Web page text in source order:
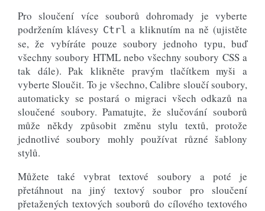
Pro sloučení více souborů dohromady je vyberte
podržením klávesy Ctrl a kliknutím na ně (ujistěte
se, že vybíráte pouze soubory jednoho typu, buď
všechny soubory HTML nebo všechny soubory CSS a
tak dále). Pak klikněte pravým tlačítkem myši a
vyberte Sloučit. To je všechno, Calibre sloučí soubory,
automaticky se postará o migraci všech odkazů na
sloučené soubory. Pamatujte, že slučování souborů
může někdy způsobit změnu stylu textů, protože
jednotlivé soubory mohly používat různé šablony
stylů.
Můžete také vybrat textové soubory a poté je
přetáhnout na jiný textový soubor pro sloučení
přetažených textových souborů do cílového textového